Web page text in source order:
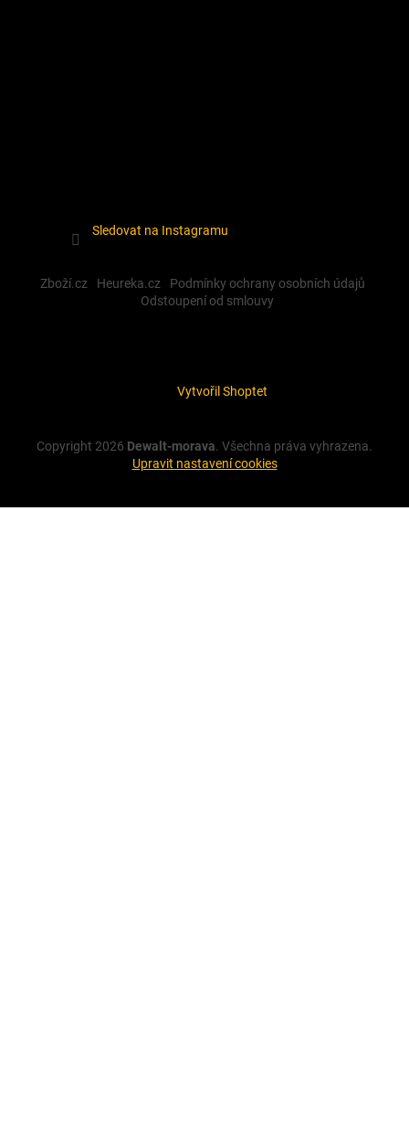
Sledovat na Instagramu
Zboží.cz Heureka.cz
Podmínky ochrany osobních údajů
Odstoupení od smlouvy
Vytvořil Shoptet
Copyright 2026 Dewalt-morava. Všechna práva vyhrazena.
Upravit nastavení cookies